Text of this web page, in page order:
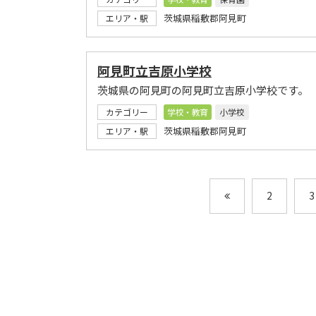
エリア・駅
茨城県稲敷郡阿見町
阿見町立吉原小学校
茨城県の阿見町の阿見町立吉原小学校です。
カテゴリー 学校・教育
小学校
エリア・駅
茨城県稲敷郡阿見町
2 3